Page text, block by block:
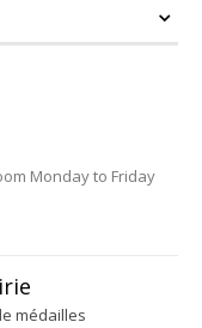
Monday to Friday
médailles